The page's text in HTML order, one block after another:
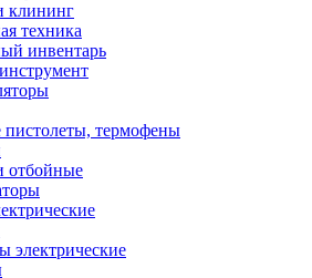
клининг
техника
инвентарь
пистолеты, термофены
отбойные
электрические